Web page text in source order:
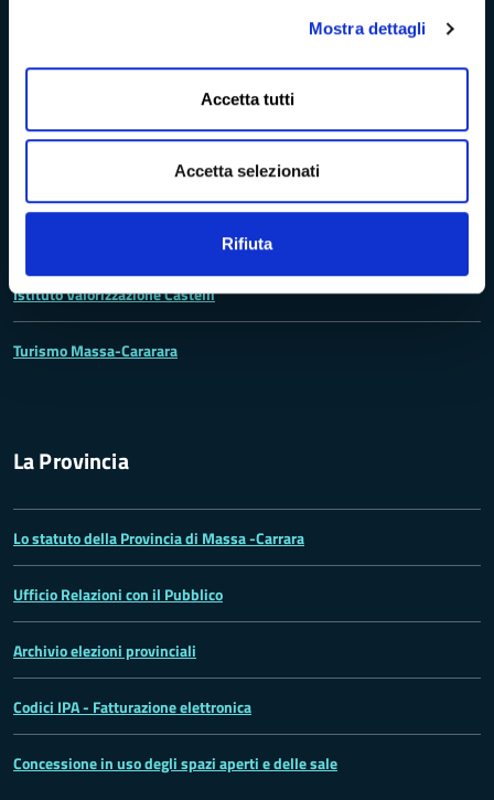
Mostra dettagli
Accetta tutti
Accetta selezionati
Rifiuta
Rete dei Musei, Terre dei Malaspina e delle Statue Stele
Archivio della Provincia di Massa-Carrara
Rete Provinciale delle Biblioteche
Istituto Valorizzazione Castelli
Turismo Massa-Cararara
La Provincia
Lo statuto della Provincia di Massa -Carrara
Ufficio Relazioni con il Pubblico
Archivio elezioni provinciali
Codici IPA - Fatturazione elettronica
Concessione in uso degli spazi aperti e delle sale